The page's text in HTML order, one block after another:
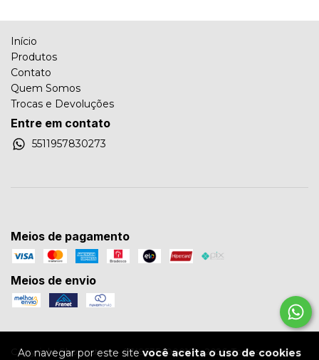
Ao navegar por este site você aceita o uso de cookies
Início
Produtos
Contato
Quem Somos
Trocas e Devoluções
Entre em contato
5511957830273
Meios de pagamento
Meios de envio
Copyright Shoppstore - 07495354000101 - 2026. Todos os